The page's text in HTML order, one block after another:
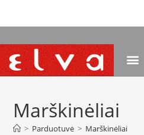
Marškinėliai
> Parduotuvė > Marškinėliai